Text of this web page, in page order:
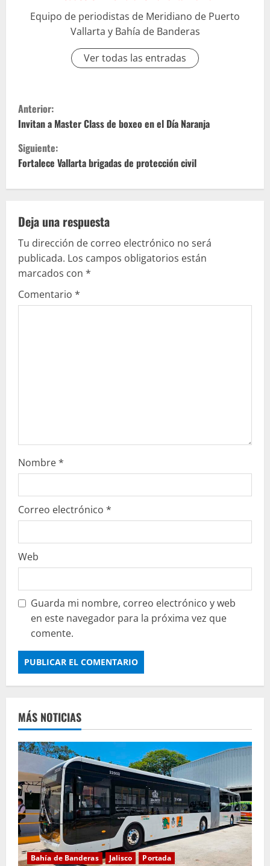
Equipo de periodistas de Meridiano de Puerto
Vallarta y Bahía de Banderas
Ver todas las entradas
S
i
g
l
e
y
e
Anterior:
Invitan a Master Class de boxeo en el Día Naranja
Siguiente:
Fortalece Vallarta brigadas de protección civil
Deja una respuesta
Tu dirección de correo electrónico no será
publicada. Los campos obligatorios están
marcados con *
Comentario *
Nombre*
Correo electrónico *
Web
Guarda mi nombre, correo electrónico y web
en este navegador para la próxima vez que
comente.
MÁS NOTICIAS
Bahía de Banderas Jalisco Portada